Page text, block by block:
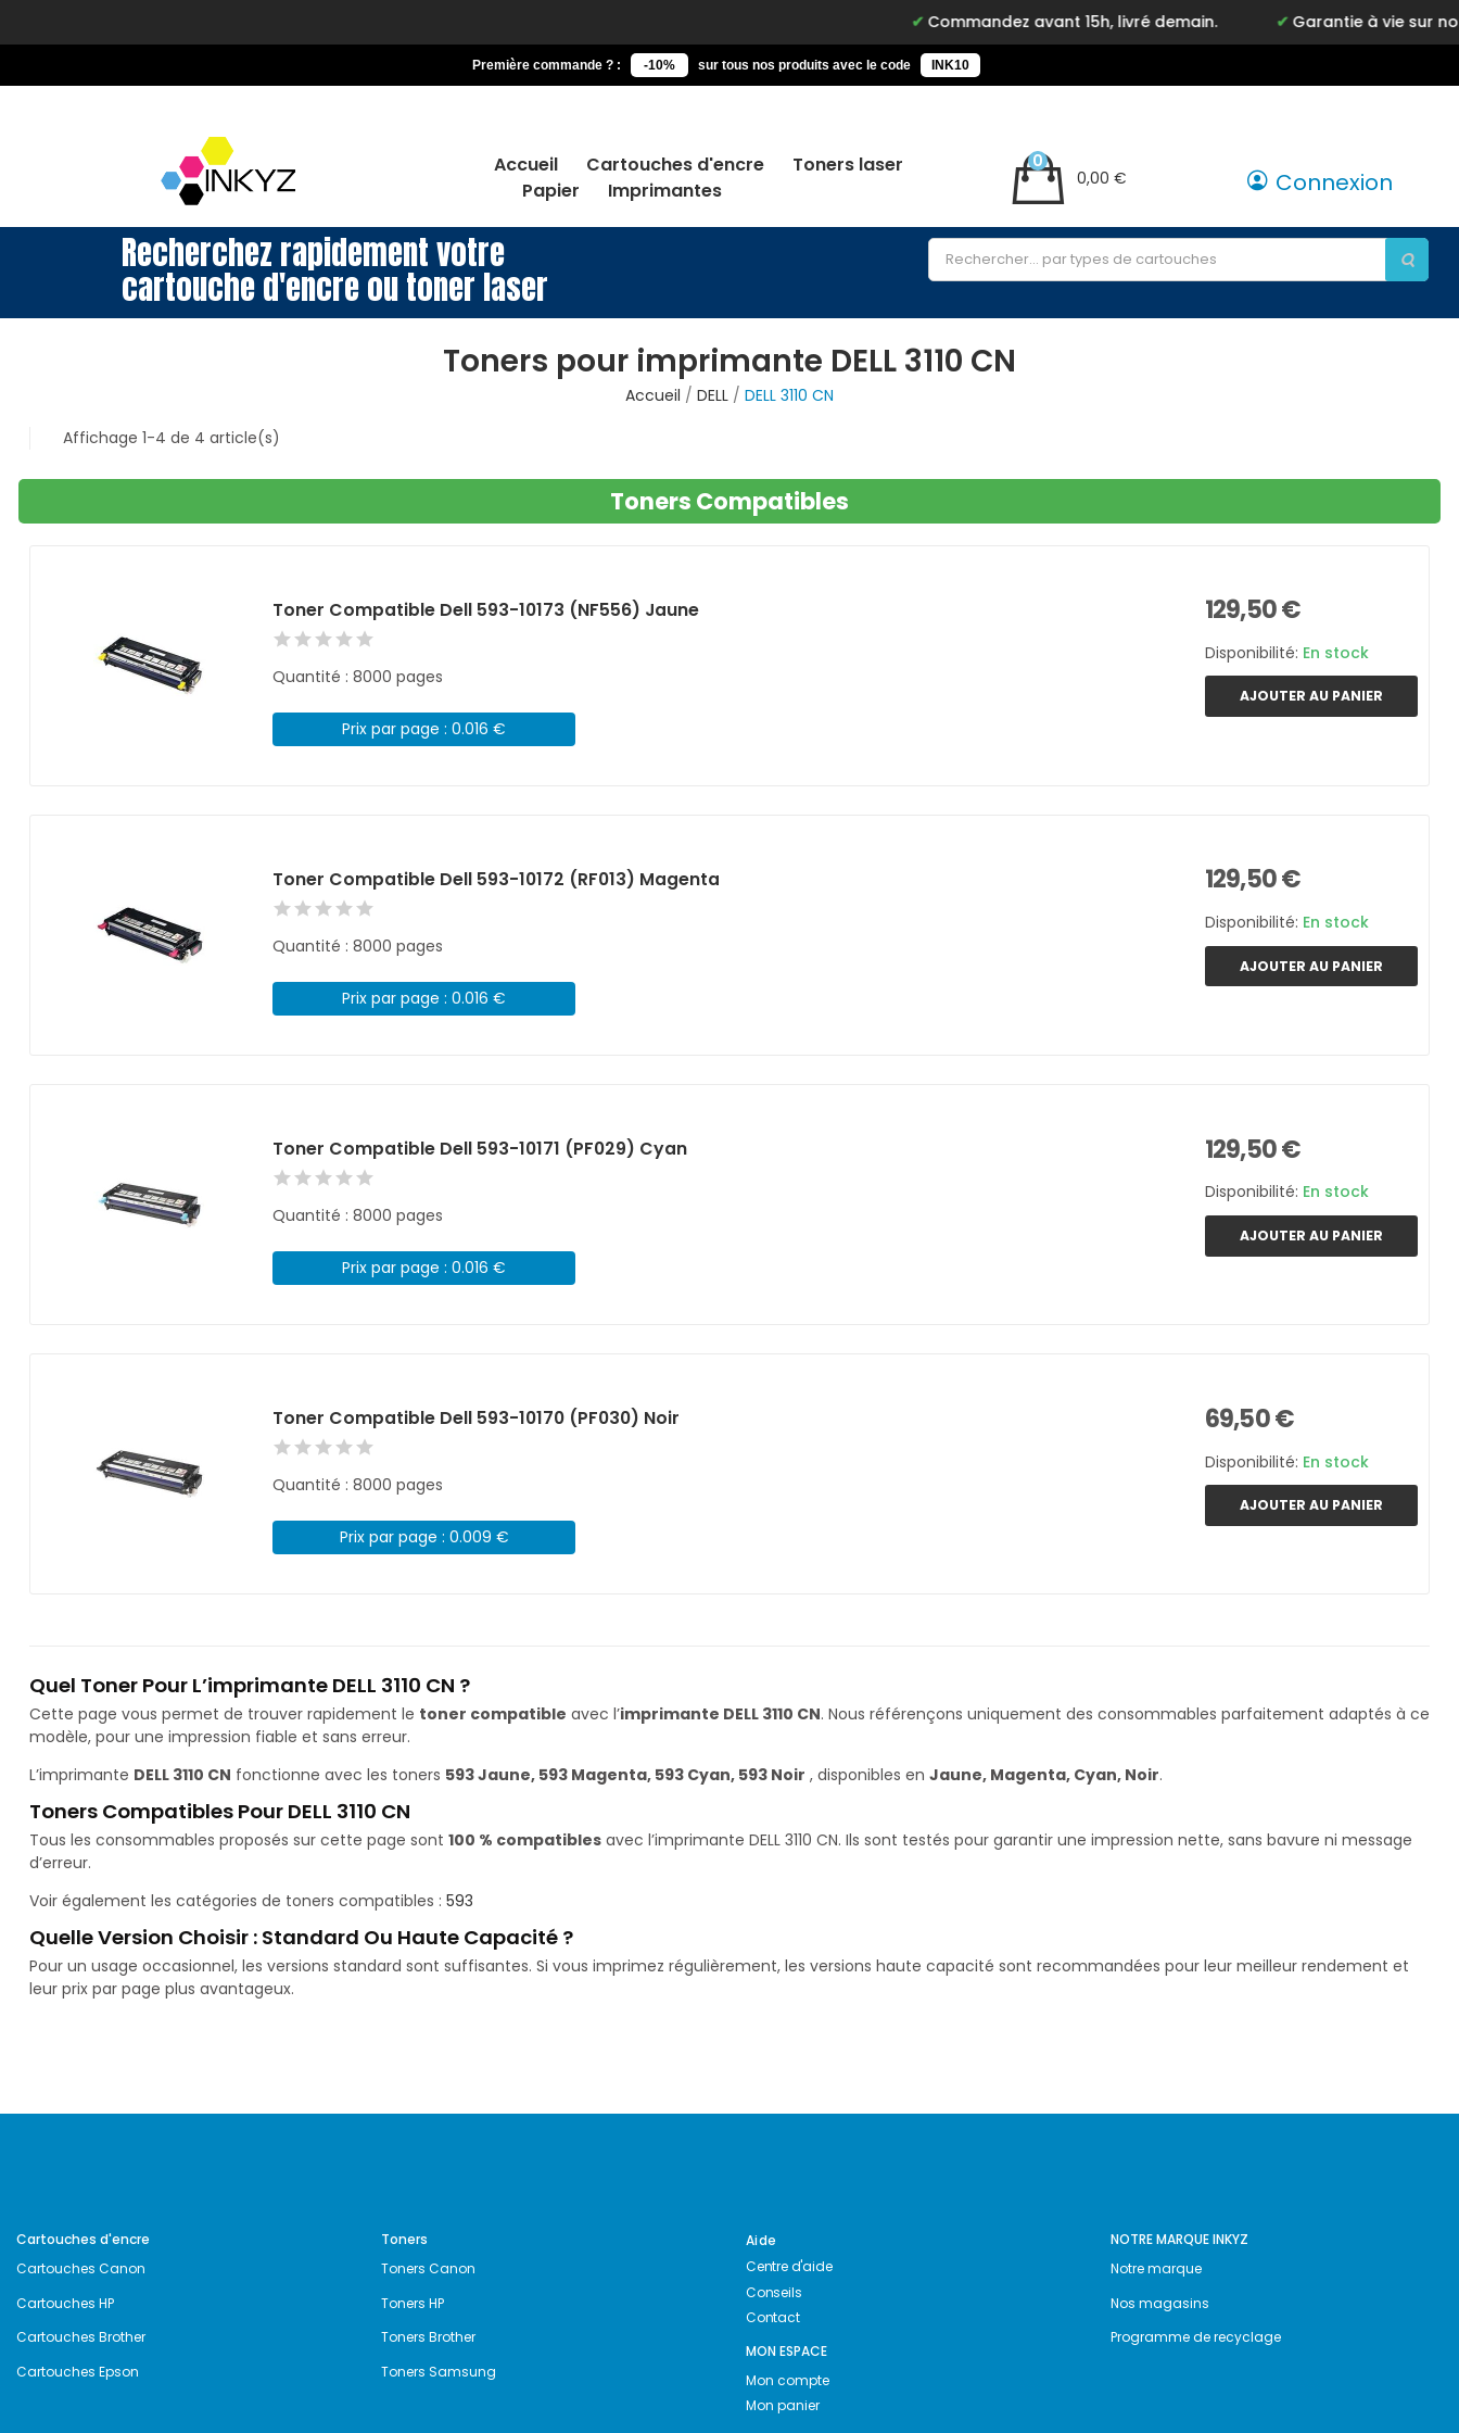
Commandez avant 15h, livré demain. Garantie à vie sur notre
Première commande ? : -10% sur tous nos produits avec le code INK10
Accueil Cartouches d'encre
Toners laser
Papier
Imprimantes
0,00 €
0
Connexion
Recherchez rapidement votre
cartouche d'encre ou toner laser
Toners pour imprimante DELL 3110 CN
Accueil DELL
DELL 3110 CN
Affichage 1-4 de 4 article(s)
Toners Compatibles
Toner Compatible Dell 593-10173 (NF556) Jaune
Quantité : 8000 pages
Prix par page : 0.016 €
129,50 €
Disponibilité: En stock
AJOUTER AU PANIER
Toner Compatible Dell 593-10172 (RF013) Magenta
Quantité : 8000 pages
Prix par page : 0.016 €
129,50 €
Disponibilité: En stock
AJOUTER AU PANIER
Toner Compatible Dell 593-10171 (PF029) Cyan
Quantité : 8000 pages
Prix par page : 0.016 €
129,50 €
Disponibilité: En stock
AJOUTER AU PANIER
Toner Compatible Dell 593-10170 (PF030) Noir
Quantité : 8000 pages
Prix par page : 0.009 €
69,50 €
Disponibilité: En stock
AJOUTER AU PANIER
Quel Toner Pour L’imprimante DELL 3110 CN ?
Cette page vous permet de trouver rapidement le toner compatible avec l’imprimante DELL 3110 CN. Nous référençons uniquement des consommables parfaitement adaptés à ce
modèle, pour une impression fiable et sans erreur.
L’imprimante DELL 3110 CN fonctionne avec les toners 593 Jaune, 593 Magenta, 593 Cyan, 593 Noir , disponibles en Jaune, Magenta, Cyan, Noir.
Toners Compatibles Pour DELL 3110 CN
Tous les consommables proposés sur cette page sont 100 % compatibles avec l’imprimante DELL 3110 CN. Ils sont testés pour garantir une impression nette, sans bavure ni message
d’erreur.
Voir également les catégories de toners compatibles : 593
Quelle Version Choisir : Standard Ou Haute Capacité ?
Pour un usage occasionnel, les versions standard sont suffisantes. Si vous imprimez régulièrement, les versions haute capacité sont recommandées pour leur meilleur rendement et
leur prix par page plus avantageux.
Cartouches d'encre
Cartouches Canon
Cartouches HP
Cartouches Brother
Cartouches Epson
Toners
Toners Canon
Toners HP
Toners Brother
Toners Samsung
Aide
Centre d'aide
Conseils
Contact
MON ESPACE
Mon compte
Mon panier
NOTRE MARQUE INKYZ
Notre marque
Nos magasins
Programme de recyclage